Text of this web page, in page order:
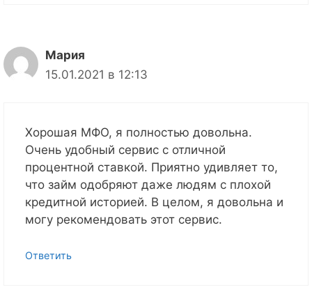
Мария
15.01.2021 в 12:13
Хорошая МФО, я полностью довольна.
Очень удобный сервис с отличной
процентной ставкой. Приятно удивляет то,
что займ одобряют даже людям с плохой
кредитной историей. В целом, я довольна и
могу рекомендовать этот сервис.
Ответить